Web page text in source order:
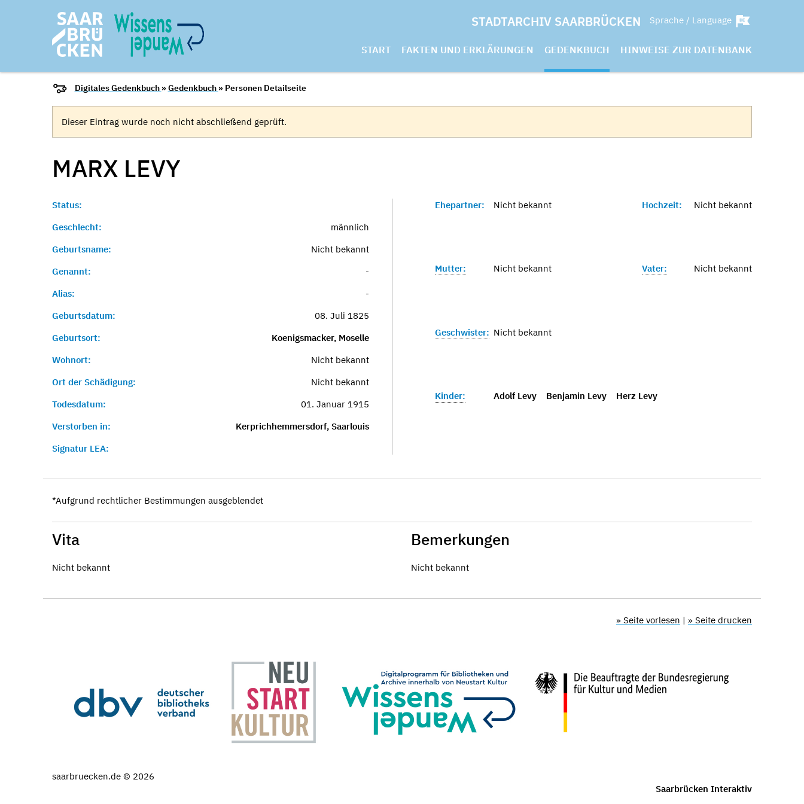
STADTARCHIV SAARBRÜCKEN Sprache / Language
START FAKTEN UND ERKLÄRUNGEN GEDENKBUCH HINWEISE ZUR DATENBANK
Digitales Gedenkbuch »Gedenkbuch » Personen Detailseite
Dieser Eintrag wurde noch nicht abschließend geprüft.
MARX LEVY
Status:
Geschlecht:
männlich
Geburtsname:
Nicht bekannt
Genannt:
-
Alias:
-
Geburtsdatum:
08. Juli 1825
Geburtsort:
Koenigsmacker, Moselle
Wohnort:
Nicht bekannt
Ort der Schädigung:
Nicht bekannt
Todesdatum:
01. Januar 1915
Verstorben in:
Kerprichhemmersdorf, Saarlouis
Signatur LEA:
Ehepartner: Nicht bekannt Hochzeit: Nicht bekannt
Mutter: Nicht bekannt Vater: Nicht bekannt
Geschwister: Nicht bekannt
Kinder: Adolf Levy Benjamin Levy Herz Levy
*Aufgrund rechtlicher Bestimmungen ausgeblendet
Vita
Nicht bekannt
Bemerkungen
Nicht bekannt
» Seite vorlesen | » Seite drucken
saarbruecken.de © 2026
Saarbrücken Interaktiv